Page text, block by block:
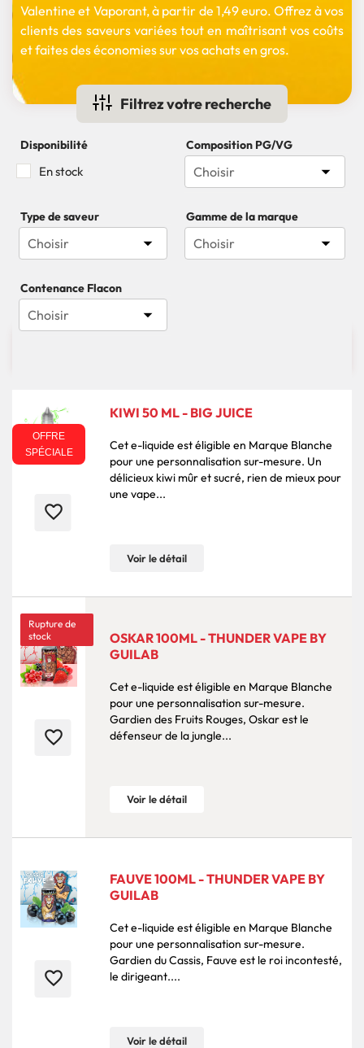
Valentine et Vaporant, à partir de 1,49 euro. Offrez à vos
clients des saveurs variées tout en maîtrisant vos coûts
et faites des économies sur vos achats en gros.
Filtrez votre recherche
Disponibilité
En stock
Composition PG/VG
Choisir 
Type de saveur
Choisir 
Gamme de la marque
Choisir 
Contenance Flacon
Choisir 
OFFRE
SPÉCIALE
favorite_border
KIWI 50 ML - BIG JUICE
Cet e-liquide est éligible en Marque Blanche
pour une personnalisation sur-mesure. Un
délicieux kiwi mûr et sucré, rien de mieux pour
une vape...
Voir le détail
Rupture de
stock
favorite_border
OSKAR 100ML - THUNDER VAPE BY
GUILAB
Cet e-liquide est éligible en Marque Blanche
pour une personnalisation sur-mesure.
Gardien des Fruits Rouges, Oskar est le
défenseur de la jungle...
Voir le détail
favorite_border
FAUVE 100ML - THUNDER VAPE BY
GUILAB
Cet e-liquide est éligible en Marque Blanche
pour une personnalisation sur-mesure.
Gardien du Cassis, Fauve est le roi incontesté,
le dirigeant....
Voir le détail